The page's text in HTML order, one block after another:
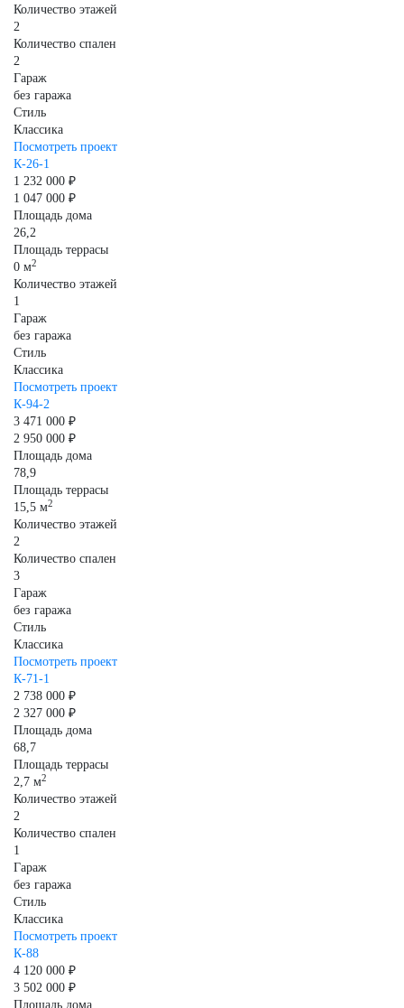
Количество этажей
2
Количество спален
2
Гараж
без гаража
Стиль
Классика
Посмотреть проект
К-26-1
1 232 000 ₽
1 047 000 ₽
Площадь дома
26,2
Площадь террасы
0 м2
Количество этажей
1
Гараж
без гаража
Стиль
Классика
Посмотреть проект
К-94-2
3 471 000 ₽
2 950 000 ₽
Площадь дома
78,9
Площадь террасы
15,5 м2
Количество этажей
2
Количество спален
3
Гараж
без гаража
Стиль
Классика
Посмотреть проект
К-71-1
2 738 000 ₽
2 327 000 ₽
Площадь дома
68,7
Площадь террасы
2,7 м2
Количество этажей
2
Количество спален
1
Гараж
без гаража
Стиль
Классика
Посмотреть проект
К-88
4 120 000 ₽
3 502 000 ₽
Площадь дома